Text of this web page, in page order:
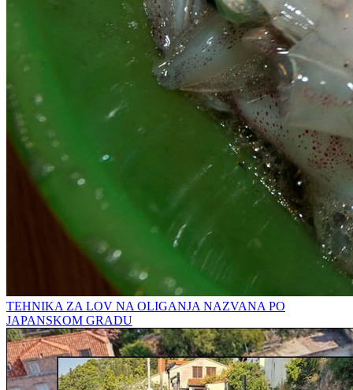
TEHNIKA ZA LOV NA OLIGANJA NAZVANA PO
JAPANSKOM GRADU